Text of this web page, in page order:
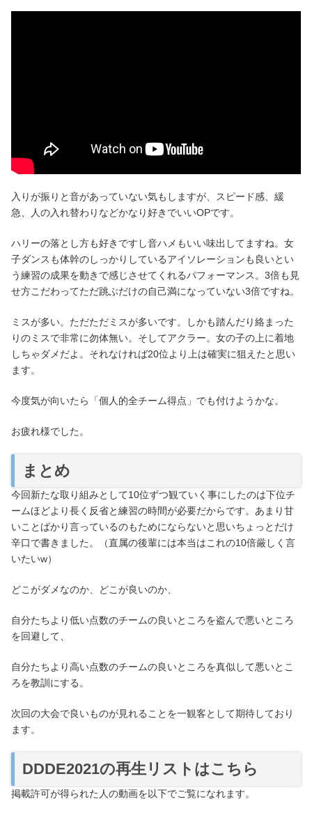
入りが振りと音があっていない気もしますが、スピード感、緩
急、人の入れ替わりなどかなり好きでいいOPです。
ハリーの落とし方も好きですし音ハメもいい味出してますね。女
子ダンスも体幹のしっかりしているアイソレーションも良いとい
う練習の成果を動きで感じさせてくれるパフォーマンス。3倍も見
せ方こだわってただ跳ぶだけの自己満になっていない3倍ですね。
ミスが多い。ただただミスが多いです。しかも踏んだり絡まった
りのミスで非常に勿体無い。そしてアクラー。女の子の上に着地
しちゃダメだよ。それなければ20位より上は確実に狙えたと思い
ます。
今度気が向いたら「個人的全チーム得点」でも付けようかな。
お疲れ様でした。
まとめ
今回新たな取り組みとして10位ずつ観ていく事にしたのは下位チ
ームほどより長く反省と練習の時間が必要だからです。あまり甘
いことばかり言っているのもためにならないと思いちょっとだけ
辛口で書きました。（直属の後輩には本当はこれの10倍厳しく言
いたいw）
どこがダメなのか、どこが良いのか、
自分たちより低い点数のチームの良いところを盗んで悪いところ
を回避して、
自分たちより高い点数のチームの良いところを真似して悪いとこ
ろを教訓にする。
次回の大会で良いものが見れることを一観客として期待しており
ます。
DDDE2021の再生リストはこちら
掲載許可が得られた人の動画を以下でご覧になれます。